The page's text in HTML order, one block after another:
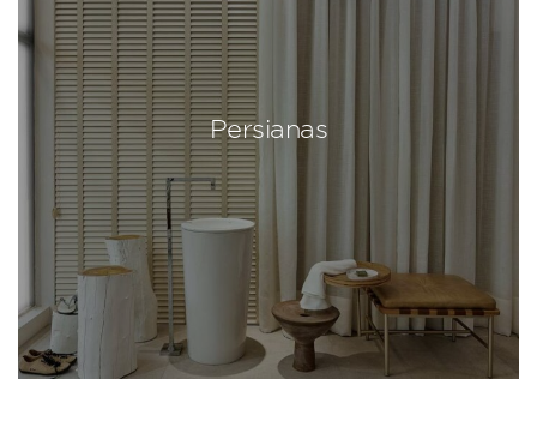
Persianas